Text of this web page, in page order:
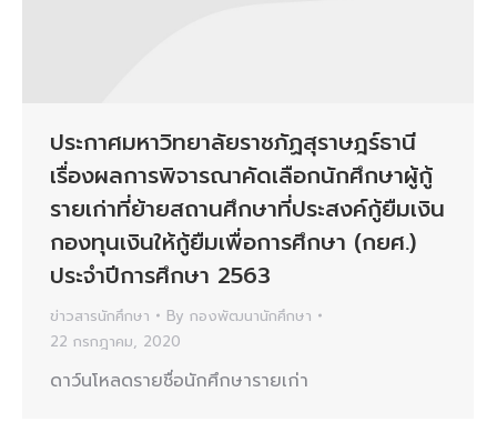
ประกาศมหาวิทยาลัยราชภัฏสุราษฎร์ธานี
เรื่องผลการพิจารณาคัดเลือกนักศึกษาผู้กู้
รายเก่าที่ย้ายสถานศึกษาที่ประสงค์กู้ยืมเงิน
กองทุนเงินให้กู้ยืมเพื่อการศึกษา (กยศ.)
ประจำปีการศึกษา 2563
ข่าวสารนักศึกษา By กองพัฒนานักศึกษา
22 กรกฎาคม, 2020
ดาว์นโหลดรายชื่อนักศึกษารายเก่า